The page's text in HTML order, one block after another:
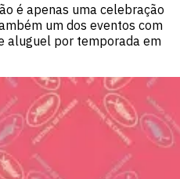
é apenas uma celebração
um dos eventos com
aluguel por temporada em